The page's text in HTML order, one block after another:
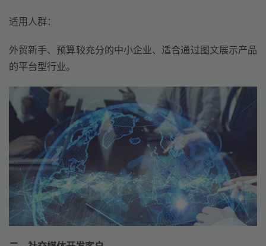
适用人群：
外贸新手、预算较充分的中小企业、适合通过图文展示产品
的平台型行业。